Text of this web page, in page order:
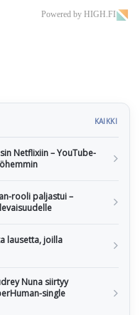
Powered by HIGH.FI
KAIKKI
Netflixiin – YouTube-
rooli paljastui –
lausetta, joilla
Nuna siirtyy
single